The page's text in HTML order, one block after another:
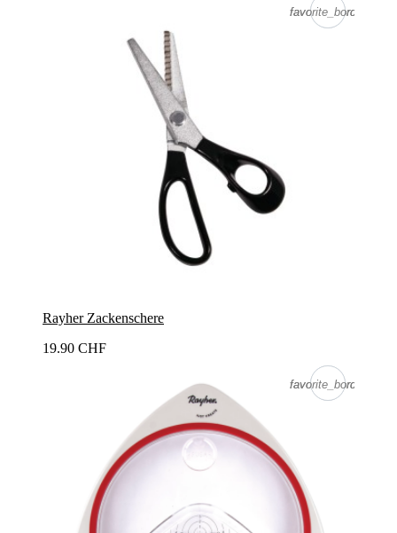
favorite_border
favorite_border
Rayher Zackenschere
19.90 CHF
favorite_border
favorite_border